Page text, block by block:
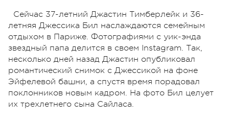
Сейчас 37-летний Джастин Тимберлейк и 36-
летняя Джессика Бил наслаждаются семейным
отдыхом в Париже. Фотографиями с уик-энда
звездный папа делится в своем Instagram. Так,
несколько дней назад Джастин опубликовал
романтический снимок с Джессикой на фоне
Эйфелевой башни, а спустя время порадовал
поклонников новым кадром. На фото Бил целует
их трехлетнего сына Сайласа.